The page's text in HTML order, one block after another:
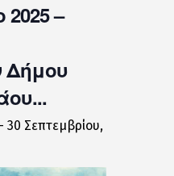
–
Δήμου
- 30 Σεπτεμβρίου,